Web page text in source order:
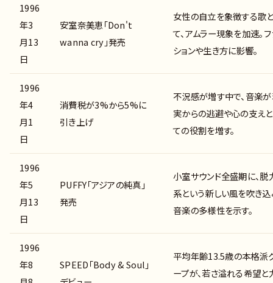
1996
年3
月13
日
安室奈美恵「Don't
wanna cry」発売
女性の自立を象徴する歌
て、アムラー現象を加速。フ
ションや生き方に影響。
1996
年4
月1
日
消費税が3%から5%に
引き上げ
不況感が増す中で、音楽
実からの逃避や心の支え
ての役割を増す。
1996
年5
月13
日
PUFFY「アジアの純真」
発売
小室サウンド全盛期に、脱
系という新しい風を吹き込
音楽の多様性を示す。
1996
年8
SPEED「Body & Soul」
平均年齢13.5歳の本格派
ープが、若さ溢れる希望と